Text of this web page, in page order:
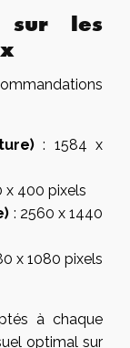
sur les
: 1584 x
x 400 pixels
: 2560 x 1440
x 1080 pixels
à chaque
optimal sur